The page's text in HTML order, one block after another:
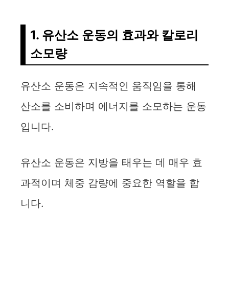
V
d
1. 유산소 운동의 효과와 칼로리
소모량
유산소 운동은 지속적인 움직임을 통해
산소를 소비하며 에너지를 소모하는 운동
입니다.
유산소 운동은 지방을 태우는 데 매우 효
과적이며 체중 감량에 중요한 역할을 합
니다.